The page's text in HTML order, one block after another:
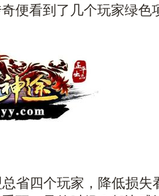
便看到了几个玩家绿色
省四个玩家，降低损失